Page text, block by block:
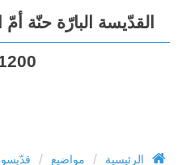
القدّيسة البارّة حنّة
1200
الرئيسية / مواضيع /